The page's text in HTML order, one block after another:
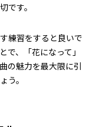
です。
練習をすると良いで
で、「花になって」
の魅力を最大限に引
う。